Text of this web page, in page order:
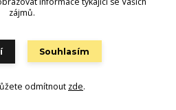
poradit?
Zástěra
704734743
Pá, 8-16 hod.)
zájmů.
Souhlasím
odmítnout zde.